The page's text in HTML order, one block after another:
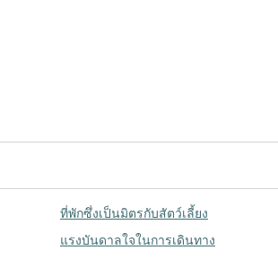
ที่พักซึ่งเป็นมิตรกับสัตว์เลี้ยง
แรงบันดาลใจในการเดินทาง